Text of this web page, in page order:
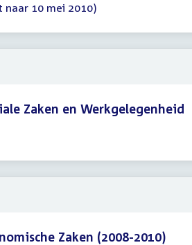
naar 10 mei 2010)
Zaken en Werkgelegenheid
Zaken (2008-2010)